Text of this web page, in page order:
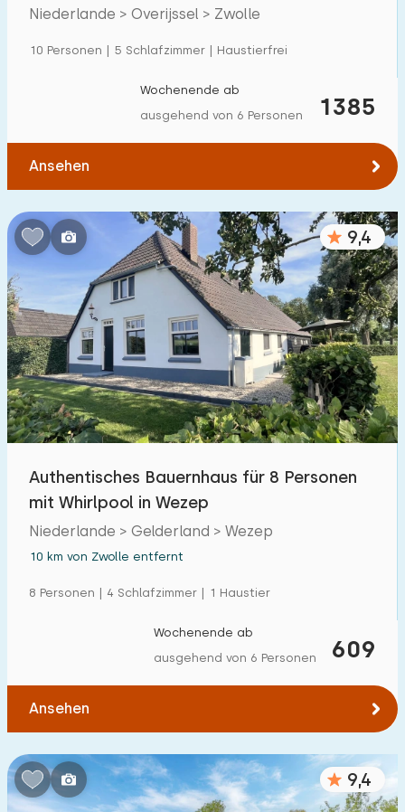
Einfamilienhaus
Ferienbauernhof
Tiny house
Kinderfreundlich
Kindermöbel 5
Eingezäunter Garten 4
Spielgeräte im Garten 1
Hallenbad 0
Freibad 0
Kinderanimation
Kindereinrichtungen im Park
Zugänglichkeit
Rollstuhlgerecht
Weiden in Zwolle
Niederlande > Overijssel > Zwolle
10 Personen | 5 Schlafzimmer | Haustierfrei
1385
Wochenende ab
ausgehend von 6 Personen
Ansehen
9,4
Authentisches Bauernhaus für 8 Personen
mit Whirlpool in Wezep
Niederlande > Gelderland > Wezep
10 km von Zwolle entfernt
8 Personen | 4 Schlafzimmer | 1 Haustier
609
Wochenende ab
ausgehend von 6 Personen
Ansehen
9,4